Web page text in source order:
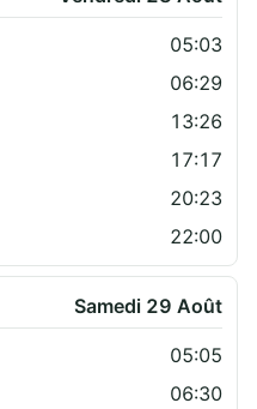
05:03
06:29
13:26
17:17
20:23
22:00
Samedi 29 Août
05:05
06:30